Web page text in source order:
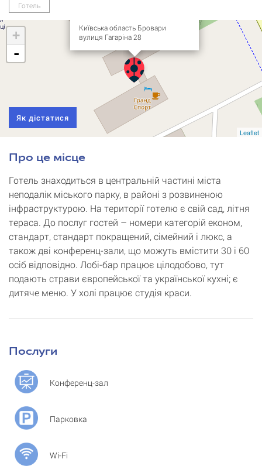
Готель
Київська область Бровари
вулиця Гагаріна 28
+
-
Leaflet
Як дістатися
Про це місце
Готель знаходиться в центральній частині міста
неподалік міського парку, в районі з розвиненою
інфраструктурою. На території готелю є свій сад, літня
тераса. До послуг гостей – номери категорій економ,
стандарт, стандарт покращений, сімейний і люкс, а
також дві конференц-зали, що можуть вмістити 30 і 60
осіб відповідно. Лобі-бар працює цілодобово, тут
подають страви європейської та української кухні; є
дитяче меню. У холі працює студія краси.
Послуги
Конференц-зал
Парковка
Wi-Fi